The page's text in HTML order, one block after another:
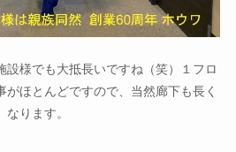
設様でも大抵長いですね（笑）１フロ
がほとんどですので、当然廊下も長く
なります。